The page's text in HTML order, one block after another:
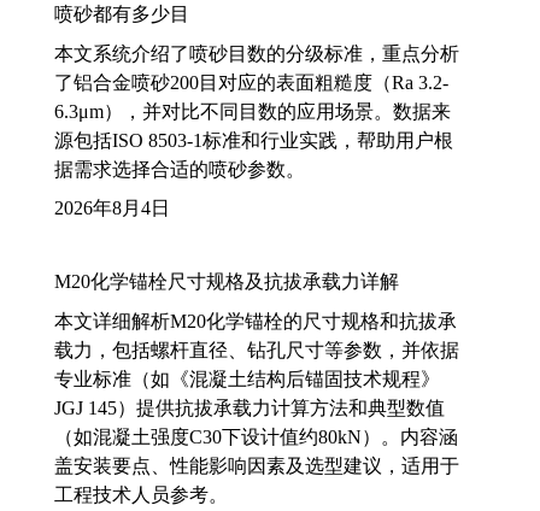
喷砂都有多少目
本文系统介绍了喷砂目数的分级标准，重点分析
了铝合金喷砂200目对应的表面粗糙度（Ra 3.2-
6.3μm），并对比不同目数的应用场景。数据来
源包括ISO 8503-1标准和行业实践，帮助用户根
据需求选择合适的喷砂参数。
2026年8月4日
M20化学锚栓尺寸规格及抗拔承载力详解
本文详细解析M20化学锚栓的尺寸规格和抗拔承
载力，包括螺杆直径、钻孔尺寸等参数，并依据
专业标准（如《混凝土结构后锚固技术规程》
JGJ 145）提供抗拔承载力计算方法和典型数值
（如混凝土强度C30下设计值约80kN）。内容涵
盖安装要点、性能影响因素及选型建议，适用于
工程技术人员参考。